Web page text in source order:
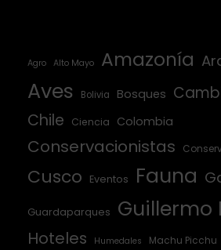
Agro Alto Mayo Amazonía
Aves Bolivia Bosques
Chile
Ciencia Colombia
Conservacionistas
Cusco Eventos Fauna
Guardaparques Guillermo
Hoteles Humedales Machu Picchu